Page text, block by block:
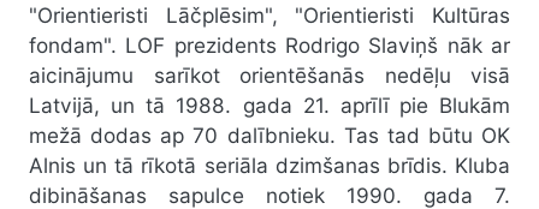
"Orientieristi Lāčplēsim", "Orientieristi Kultūras
fondam". LOF prezidents Rodrigo Slaviņš nāk ar
aicinājumu sarīkot orientēšanās nedēļu visā
Latvijā, un tā 1988. gada 21. aprīlī pie Blukām
mežā dodas ap 70 dalībnieku. Tas tad būtu OK
Alnis un tā rīkotā seriāla dzimšanas brīdis. Kluba
dibināšanas sapulce notiek 1990. gada 7.